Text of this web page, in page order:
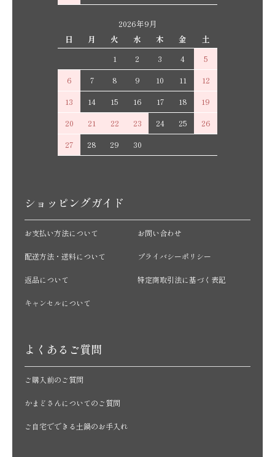
2026年9月
日
月 火 水 木 金
土
1
2 3 4
5
6
7 8 9 10 11
12
13
14 15 16 17 18
19
20
21 22 23 24 25
26
27
28 29 30
ショッピングガイド
お支払い方法について
配送方法・送料について
返品について
キャンセルについて
お問い合わせ
プライバシーポリシー
特定商取引法に基づく表記
よくあるご質問
ご購入前のご質問
かまどさんについてのご質問
ご自宅でできる土鍋のお手入れ